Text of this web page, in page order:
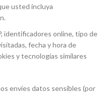
usted incluya
identificadores online, tipo de
fecha y hora de
y tecnologías similares
envíes datos sensibles (por